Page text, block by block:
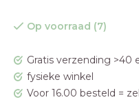
Op voorraad (7)
Gratis verzending >40
fysieke winkel
Voor 16.00 besteld =